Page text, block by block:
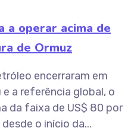
a operar acima de
de Ormuz
encerraram em
a referência global, o
da faixa de US$ 80 por
o início da...